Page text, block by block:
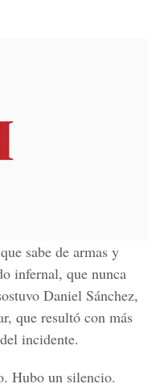
sabe de armas y
infernal, que nunca
Daniel Sánchez,
que resultó con más
incidente.
Hubo un silencio.